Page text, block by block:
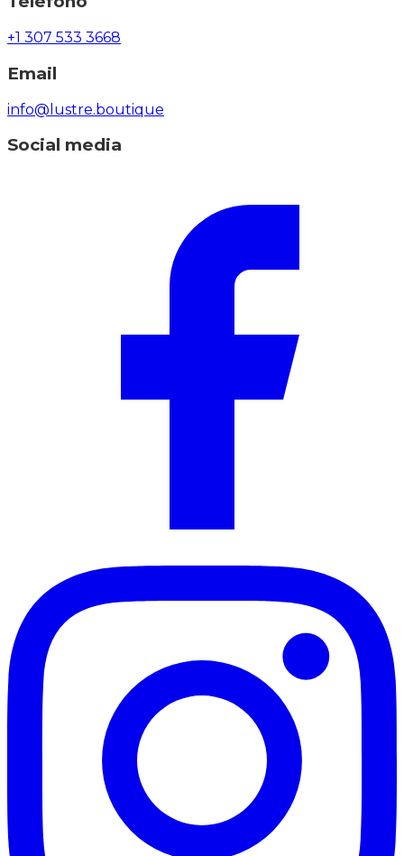
+1 307 533 3668
Email
info@lustre.boutique
Social media